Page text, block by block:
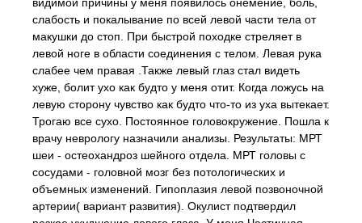
слабость и покалывание по всей левой части тела от
макушки до стоп. При быстрой походке стреляет в
левой ноге в области соединения с телом. Левая рука
слабее чем правая .Также левый глаз стал видеть
хуже, болит ухо как будто у меня отит. Когда ложусь на
левую сторону чувство как будто что-то из уха вытекает.
Трогаю все сухо. Постоянное головокружение. Пошла к
врачу неврологу назначили анализы. Результаты: МРТ
шеи - остеохандроз шейного отдела. МРТ головы с
сосудами - головной мозг без потологических и
объемных изменений. Гипоплазия левой позвоночной
артерии( вариант развития). Окулист подтвердил